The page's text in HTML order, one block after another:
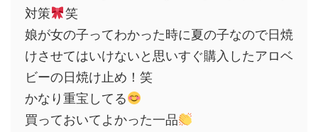
対策
笑
娘が女の子ってわかった時に夏の子なので日焼
けさせてはいけないと思いすぐ購入したアロベ
ビーの日焼け止め！笑
かなり重宝してる
買っておいてよかった一品